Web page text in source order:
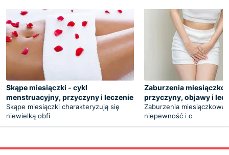
Skąpe miesiączki - cykl
menstruacyjny, przyczyny i leczenie
Skąpe miesiączki charakteryzują się
niewielką obfi
Zaburzenia
przyczyny, objawy i
Zaburzenia
niepewność i o